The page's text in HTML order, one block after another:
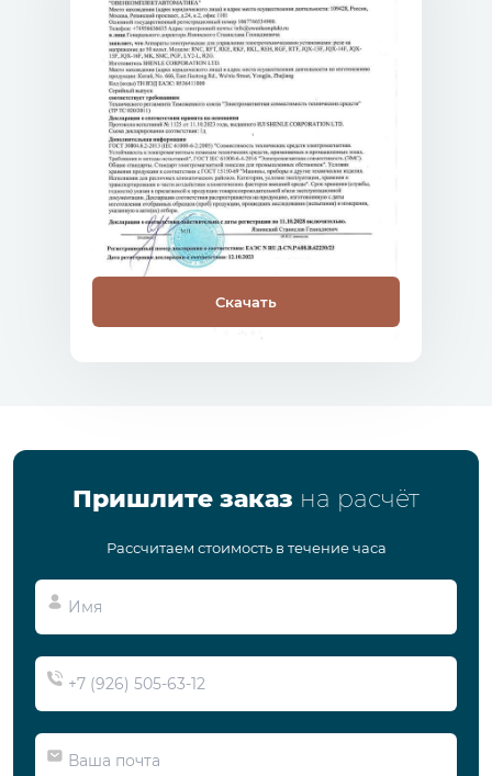
Скачать
Пришлите заказ на расчёт
Рассчитаем стоимость в течение часа